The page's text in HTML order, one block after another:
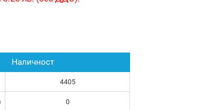
Наличност
4405
0